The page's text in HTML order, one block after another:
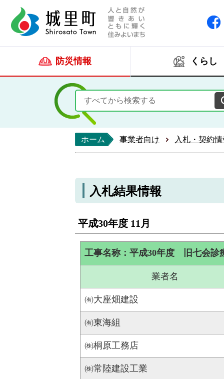
防災情報 くらし
ホーム 事業者向け 入札・契約
入札結果情報
平成30年度 11月
工事名称：平成30年度 旧七会診
業者名
㈲大座畑建設
㈲東海組
㈱桐原工務店
㈱常陸建設工業